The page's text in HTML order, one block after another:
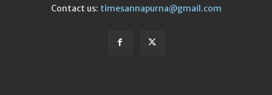
Contact us: timesannapurna@gmail.com